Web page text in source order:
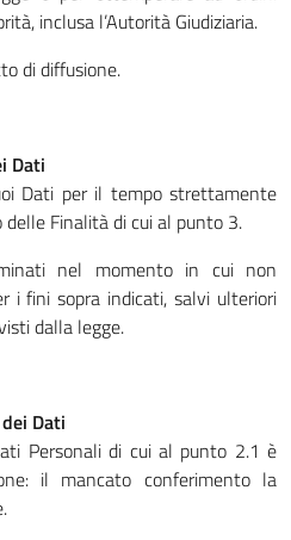
inclusa l’Autorità Giudiziaria.
di diffusione.
Dati
Dati per il tempo strettamente
Finalità di cui al punto 3.
nel momento in cui non
i fini sopra indicati, salvi ulteriori
dalla legge.
Dati
Personali di cui al punto 2.1 è
il mancato conferimento la